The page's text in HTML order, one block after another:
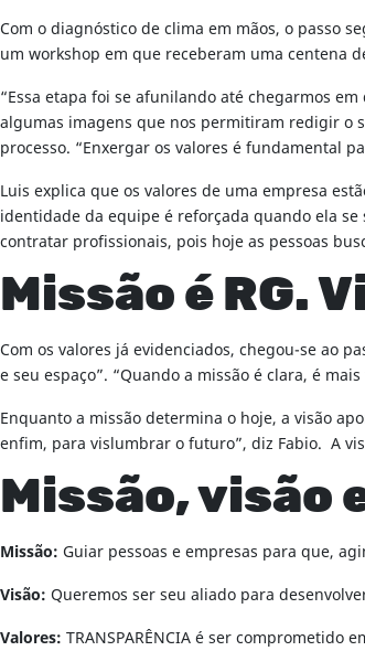
Com o diagnóstico de clima em mãos, o passo
um workshop em que receberam uma centena
“Essa etapa foi se afunilando até chegarmos
algumas imagens que nos permitiram redigir o
processo. “Enxergar os valores é fundamental
Luis explica que os valores de uma empresa
identidade da equipe é reforçada quando ela
contratar profissionais, pois hoje as pessoas
Missão é RG.
Com os valores já evidenciados, chegou-se ao
e seu espaço”. “Quando a missão é clara, é
Enquanto a missão determina o hoje, a visão
enfim, para vislumbrar o futuro”, diz Fabio. A
Missão, visão
Missão: Guiar pessoas e empresas para que,
Visão: Queremos ser seu aliado para
Valores: TRANSPARÊNCIA é ser